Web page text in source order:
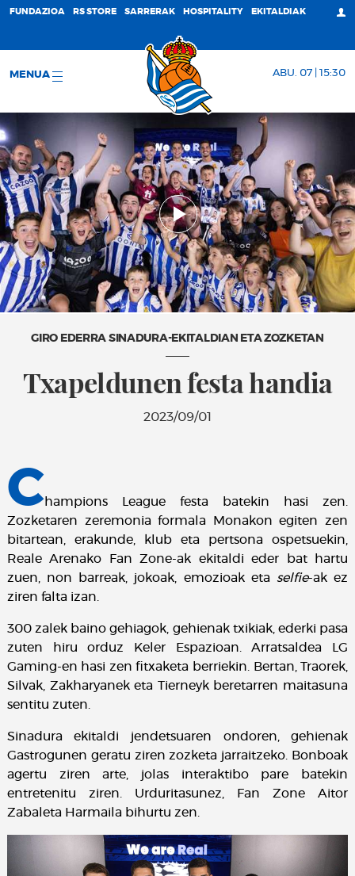
FUNDAZIOA RS STORE SARRERAK HOSPITALITY EKITALDIAK
MENUA ABU. 07 | 15:30
GIRO EDERRA SINADURA-EKITALDIAN ETA ZOZKETAN
Txapeldunen festa handia
2023/09/01
Champions League festa batekin hasi zen.
Zozketaren zeremonia formala Monakon egiten zen
bitartean, erakunde, klub eta pertsona ospetsuekin,
Reale Arenako Fan Zone-ak ekitaldi eder bat hartu
zuen, non barreak, jokoak, emozioak eta selfie-ak ez
ziren falta izan.
300 zalek baino gehiagok, gehienak txikiak, ederki pasa
zuten hiru orduz Keler Espazioan. Arratsaldea LG
Gaming-en hasi zen fitxaketa berriekin. Bertan, Traorek,
Silvak, Zakharyanek eta Tierneyk beretarren maitasuna
sentitu zuten.
Sinadura ekitaldi jendetsuaren ondoren, gehienak
Gastrogunen geratu ziren zozketa jarraitzeko. Bonboak
agertu ziren arte, jolas interaktibo pare batekin
entretenitu ziren. Urduritasunez, Fan Zone Aitor
Zabaleta Harmaila bihurtu zen.